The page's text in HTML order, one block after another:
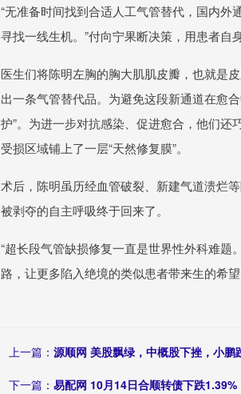
“无准备时间找到合适人工气管替代，国内
寻找一线生机。”付向宁果断决策，用患者自
医生们将陈明左胸的胸大肌肌皮瓣，也就是
出一条气管替代品。为避免这段新通道在愈
护”。为进一步对抗感染、促进愈合，他们还
受损区域铺上了一层“天然修复膜”。
术后，陈明虽历经血管破裂、新建气道溃烂
被剥夺的自主呼吸终于回来了。
“超长段气管缺损修复一直是世界性外科难
路，让更多陷入绝境的类似患者带来生的希望
上一篇： 源顺网 美股飘绿，中概股下挫，小
下一篇： 易配网 10月14日合顺转债下跌